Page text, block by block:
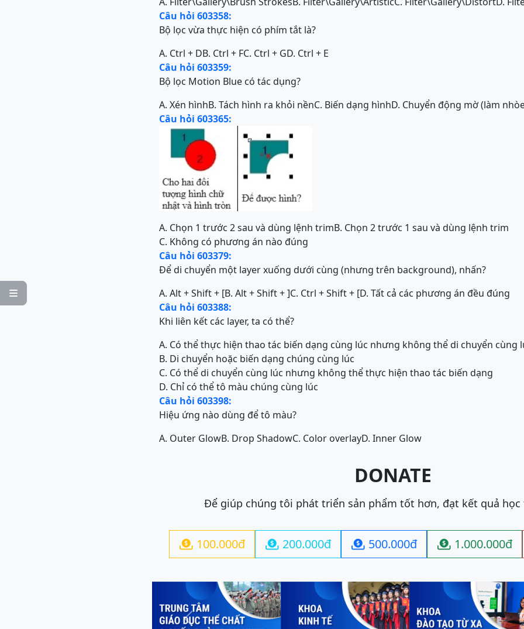

Câu hỏi 603358:
Bộ lọc vừa thực hiện có phím tắt là?
A. Ctrl + DB. Ctrl + FC. Ctrl + GD. Ctrl + E
Câu hỏi 603359:
Bộ lọc Motion Blue có tác dụng?
A. Xén hìnhB. Tách hình ra khỏi nềnC. Biến dạng hìnhD. Chuyển động mờ (làm
Câu hỏi 603365:
A. Chọn 1 trước 2 sau và dùng lệnh trimB. Chọn 2 trước 1 sau và dùng lệnh trim
C. Không có phương án nào đúng
Câu hỏi 603379:
Để di chuyển một layer xuống dưới cùng (nhưng trên background), nhấn?
A. Alt + Shift + [B. Alt + Shift + ]C. Ctrl + Shift + [D. Tất cả các phương án đều đúng
Câu hỏi 603388:
Khi liên kết các layer, ta có thể?
A. Có thể thực hiện thao tác biến dạng cùng lúc nhưng không thể di chuyển cùng
B. Di chuyển hoặc biến dạng chúng cùng lúc
C. Có thể di chuyển cùng lúc nhưng không thể thực hiện thao tác biến dạng
D. Chỉ có thể tô màu chúng cùng lúc
Câu hỏi 603398:
Hiệu ứng nào dùng để tô màu?
A. Outer GlowB. Drop ShadowC. Color overlayD. Inner Glow
DONATE
Để giúp chúng tôi phát triển sản phẩm tốt hơn, đạt kết quả học
 100.000đ  200.000đ  500.000đ  1.000.000đ
Previous